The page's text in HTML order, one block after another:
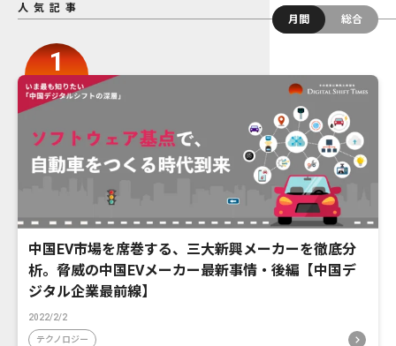
人気記事
月間
総合
中国EV市場を席巻する、三大新興メーカーを徹底分
析。脅威の中国EVメーカー最新事情・後編【中国デ
ジタル企業最前線】
2022/2/2
テクノロジー